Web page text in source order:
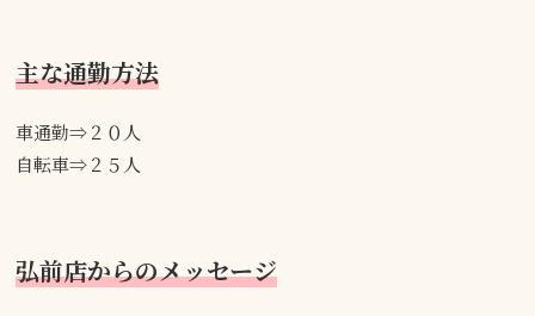
主な通勤方法
車通勤⇒２０人
自転車⇒２５人
弘前店からのメッセージ